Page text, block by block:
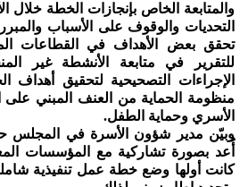
التحديات والوقوف على الأسباب
تحقق بعض الأهداف في القطاعات
للتقرير في متابعة الأنشطة غير
الإجراءات التصحيحية لتحقيق أهداف
منظومة الحماية من العنف المبني على
الأسري وحماية الطفل.
وبيّن مدير شؤون الأسرة في المجلس
أُعد بصورة تشاركية مع المؤسسات
كانت أولها وضع خطة عمل تنفيذية